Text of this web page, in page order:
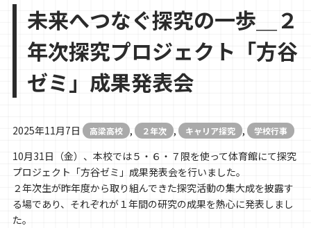
未来へつなぐ探究の一歩＿２
年次探究プロジェクト「方谷
ゼミ」成果発表会
2025年11月7日 高梁高校 , ２年次 , キャリア探究 , 学校行事
10月31日（金）、本校では５・６・７限を使って体育館にて探究
プロジェクト「方谷ゼミ」成果発表会を行いました。
２年次生が昨年度から取り組んできた探究活動の集大成を披露す
る場であり、それぞれが１年間の研究の成果を熱心に発表しまし
た。